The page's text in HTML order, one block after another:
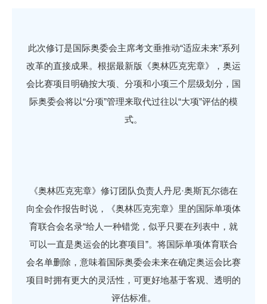
此次修订是国际奥委会主席考文垂推动“适应未来”系列
改革的直接成果。根据最新版《奥林匹克宪章》，奥运
会比赛项目明确按大项、分项和小项三个层级划分，国
际奥委会将以“分项”管理来取代过往以“大项”评估的模
式。
《奥林匹克宪章》修订团队负责人丹尼·奥斯瓦尔德在
向全会作报告时说，《奥林匹克宪章》里的国际单项体
育联合会名录“给人一种错觉，似乎只要在列表中，就
可以一直是奥运会的比赛项目”。将国际单项体育联合
会名单删除，意味着国际奥委会未来在确定奥运会比赛
项目时拥有更大的灵活性，可更好地基于客观、透明的
评估标准。